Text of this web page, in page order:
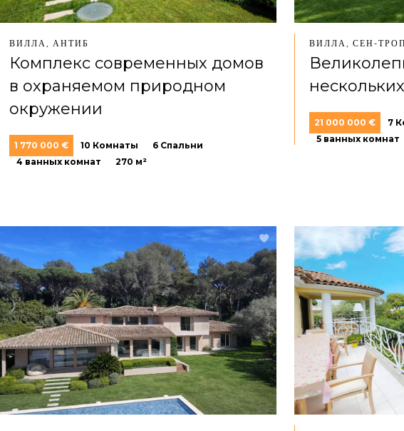
ВИЛЛА, АНТИБ
Комплекс современных домов
в охраняемом природном
окружении
1 770 000 € 10 Комнаты
6 Спальни
4 ванных комнат
270 м²
ВИЛЛА, СЕН-
21 000 000 € 7
5 ванных комнат